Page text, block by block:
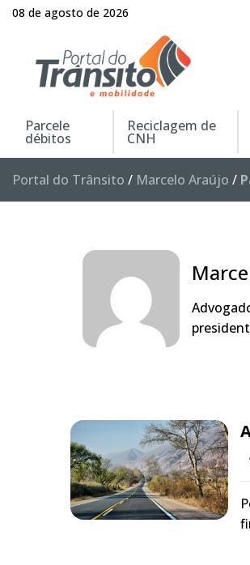
08 de agosto de 2026
Parcele
débitos
Reciclagem de
CNH
Portal do Trânsito / Marcelo Araújo /